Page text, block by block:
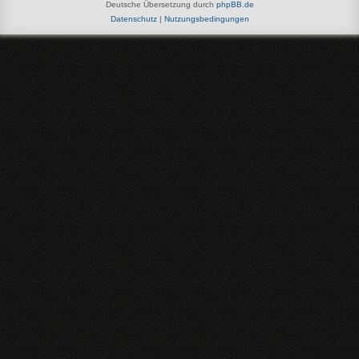
Deutsche Übersetzung durch phpBB.de
Datenschutz| Nutzungsbedingungen